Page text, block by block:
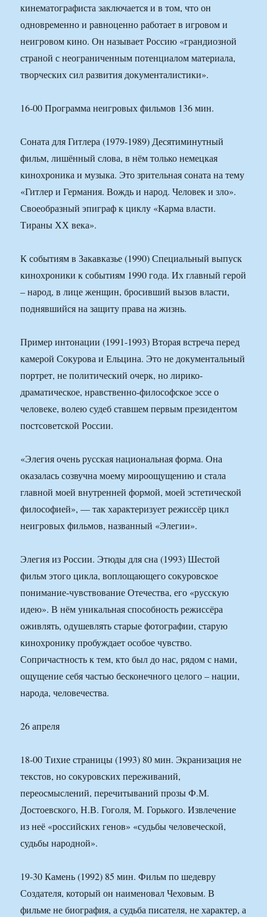
кинематографиста заключается и в том, что он
одновременно и равноценно работает в игровом и
неигровом кино. Он называет Россию «грандиозной
страной с неограниченным потенциалом материала,
творческих сил развития документалистики».
16-00 Программа неигровых фильмов 136 мин.
Соната для Гитлера (1979-1989) Десятиминутный
фильм, лишённый слова, в нём только немецкая
кинохроника и музыка. Это зрительная соната на тему
«Гитлер и Германия. Вождь и народ. Человек и зло».
Своеобразный эпиграф к циклу «Карма власти.
Тираны ХХ века».
К событиям в Закавказье (1990) Специальный выпуск
кинохроники к событиям 1990 года. Их главный герой
– народ, в лице женщин, бросивший вызов власти,
поднявшийся на защиту права на жизнь.
Пример интонации (1991-1993) Вторая встреча перед
камерой Сокурова и Ельцина. Это не документальный
портрет, не политический очерк, но лирико-
драматическое, нравственно-философское эссе о
человеке, волею судеб ставшем первым президентом
постсоветской России.
«Элегия очень русская национальная форма. Она
оказалась созвучна моему мироощущению и стала
главной моей внутренней формой, моей эстетической
философией», — так характеризует режиссёр цикл
неигровых фильмов, названный «Элегии».
Элегия из России. Этюды для сна (1993) Шестой
фильм этого цикла, воплощающего сокуровское
понимание-чувствование Отечества, его «русскую
идею». В нём уникальная способность режиссёра
оживлять, одушевлять старые фотографии, старую
кинохронику пробуждает особое чувство.
Сопричастность к тем, кто был до нас, рядом с нами,
ощущение себя частью бесконечного целого – нации,
народа, человечества.
26 апреля
18-00 Тихие страницы (1993) 80 мин. Экранизация не
текстов, но сокуровских переживаний,
переосмыслений, перечитываний прозы Ф.М.
Достоевского, Н.В. Гоголя, М. Горького. Извлечение
из неё «российских генов» «судьбы человеческой,
судьбы народной».
19-30 Камень (1992) 85 мин. Фильм по шедевру
Создателя, который он наименовал Чеховым. В
фильме не биография, а судьба писателя, не характер, а